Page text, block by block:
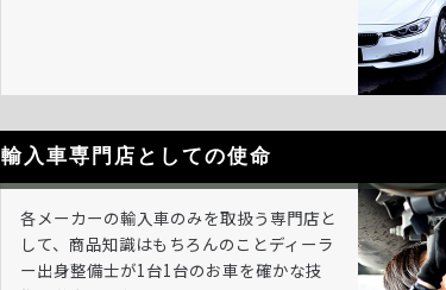
輸入車専門店としての使命
各メーカーの輸入車のみを取扱う専門店と
して、商品知識はもちろんのことディーラ
ー出身整備士が1台1台のお車を確かな技